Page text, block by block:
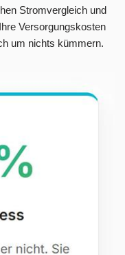
Stromvergleich und
Versorgungskosten
um nichts kümmern.